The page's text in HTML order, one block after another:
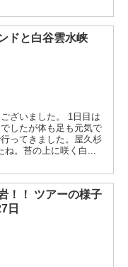
ドと白谷雲水峡
ざいました。 1日目は
したが体も足も元気で
ってきました。屋久杉
ね。苔の上に咲く白...
！！ ツアーの様子
日